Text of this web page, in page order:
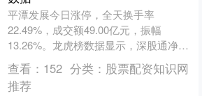
平潭发展今日涨停，全天换手率
22.49%，成交额49.00亿元，振幅
13.26%。龙虎榜数据显示，深股通净买
入159.00万元，营业部席位合计净买入
7.35亿元....
查看： 152 分类： 股票配资知识网
推荐